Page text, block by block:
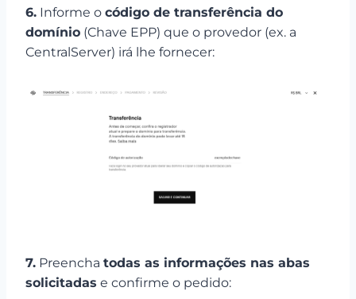
6. Informe o código de transferência do
domínio (Chave EPP) que o provedor (ex. a
CentralServer) irá lhe fornecer:
7. Preencha todas as informações nas abas
solicitadas e confirme o pedido: